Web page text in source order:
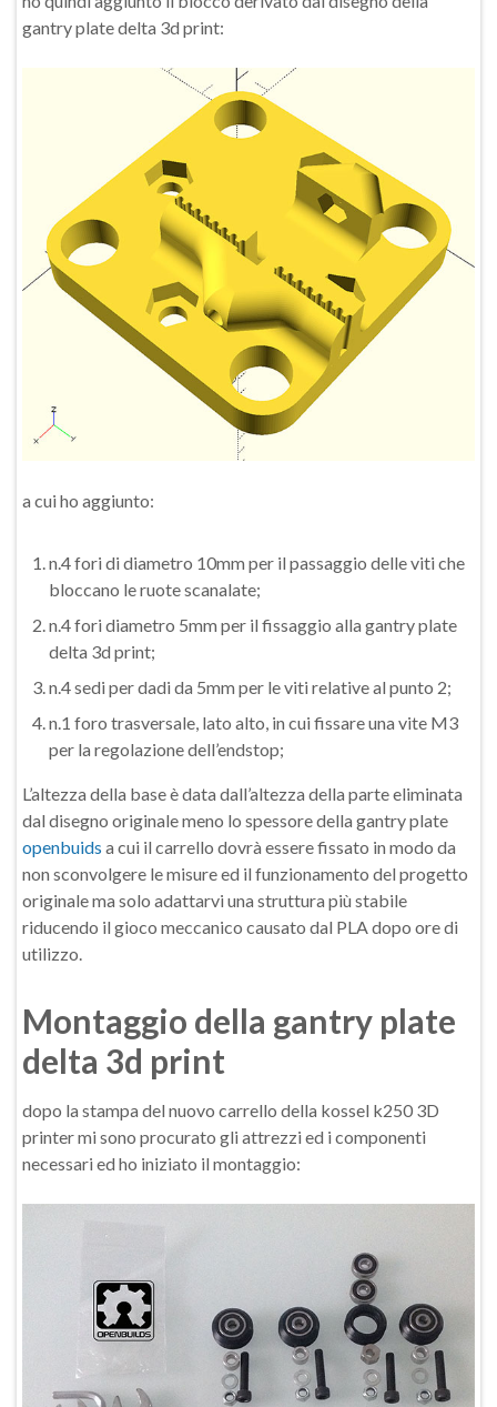
gantry plate delta 3d print:
a cui ho aggiunto:
n.4 fori di diametro 10mm per il passaggio delle viti che
bloccano le ruote scanalate;
n.4 fori diametro 5mm per il fissaggio alla gantry plate
delta 3d print;
n.4 sedi per dadi da 5mm per le viti relative al punto 2;
n.1 foro trasversale, lato alto, in cui fissare una vite M3
per la regolazione dell’endstop;
L’altezza della base è data dall’altezza della parte eliminata
dal disegno originale meno lo spessore della gantry plate
openbuids a cui il carrello dovrà essere fissato in modo da
non sconvolgere le misure ed il funzionamento del progetto
originale ma solo adattarvi una struttura più stabile
riducendo il gioco meccanico causato dal PLA dopo ore di
utilizzo.
Montaggio della gantry plate
delta 3d print
dopo la stampa del nuovo carrello della kossel k250 3D
printer mi sono procurato gli attrezzi ed i componenti
necessari ed ho iniziato il montaggio: